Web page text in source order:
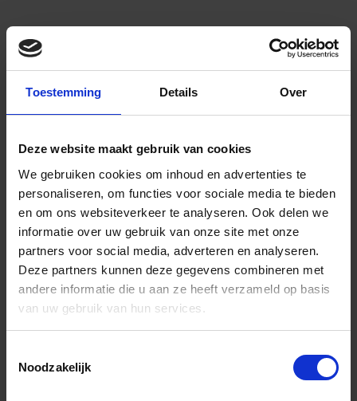
Toestemming Details Over
Deze website maakt gebruik van cookies
We gebruiken cookies om inhoud en advertenties te
personaliseren, om functies voor sociale media te bieden
en om ons websiteverkeer te analyseren. Ook delen we
informatie over uw gebruik van onze site met onze
partners voor social media, adverteren en analyseren.
Deze partners kunnen deze gegevens combineren met
andere informatie die u aan ze heeft verzameld op basis
van uw gebruik van hun services.
Noodzakelijk